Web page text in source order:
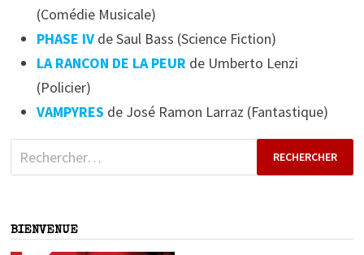
(Comédie Musicale)
PHASE IVde Saul Bass (Science Fiction)
LA RANCON DE LA PEUR de Umberto Lenzi
(Policier)
VAMPYRES de José Ramon Larraz (Fantastique)
Rechercher :
BIENVENUE